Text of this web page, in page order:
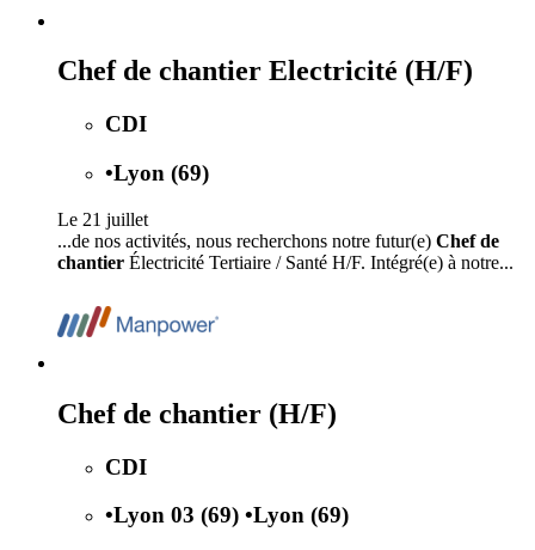
Chef de chantier Electricité (H/F)
CDI
•Lyon (69)
Le 21 juillet
...de nos activités, nous recherchons notre futur(e) Chef de
chantier Électricité Tertiaire / Santé H/F. Intégré(e) à notre...
Chef de chantier (H/F)
CDI
•Lyon 03 (69) •Lyon (69)